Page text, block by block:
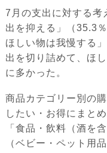
7月の支出に対する考
出を抑える」（35.3
ほしい物は我慢する
出を切り詰めて、ほ
に多かった。
商品カテゴリー別の
したい・お得にまと
「食品・飲料（酒を
（ベビー・ペット用